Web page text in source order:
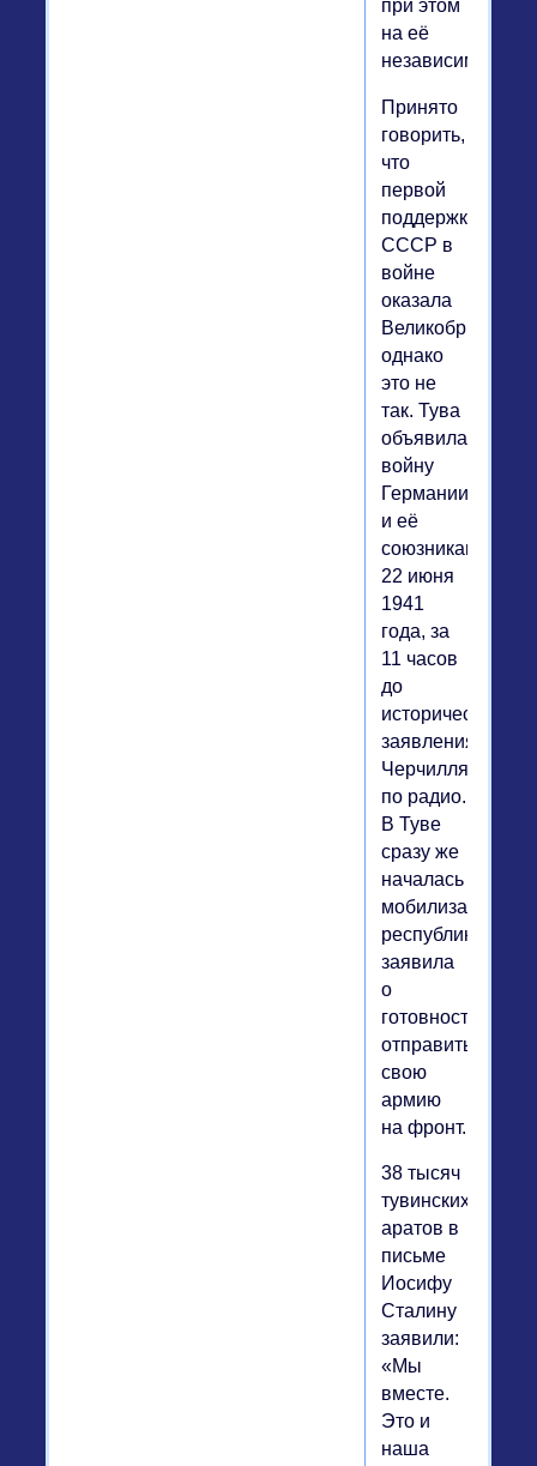
при этом
на её
независимость.
Принято
говорить,
что
первой
поддержку
СССР в
войне
оказала
Великобритания,
однако
это не
так. Тува
объявила
войну
Германии
и её
союзникам
22 июня
1941
года, за
11 часов
до
исторического
заявления
Черчилля
по радио.
В Туве
сразу же
началась
мобилизация,
республика
заявила
о
готовности
отправить
свою
армию
на фронт.
38 тысяч
тувинских
аратов в
письме
Иосифу
Сталину
заявили:
«Мы
вместе.
Это и
наша